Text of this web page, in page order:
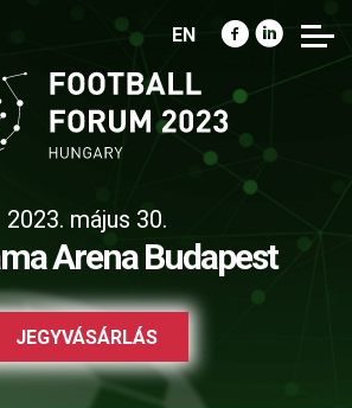
EN
2023. május 30.
Arena Budapest
JEGYVÁSÁRLÁS